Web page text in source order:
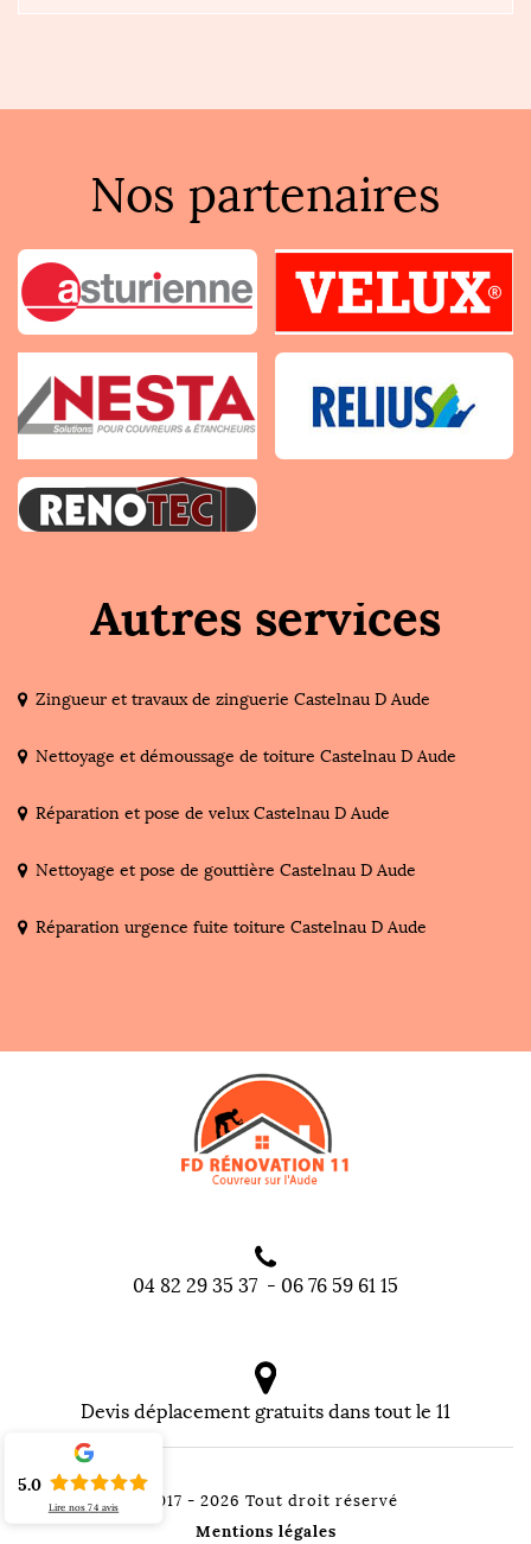
Nos partenaires
Autres services
Zingueur et travaux de zinguerie Castelnau D Aude
Nettoyage et démoussage de toiture Castelnau D Aude
Réparation et pose de velux Castelnau D Aude
Nettoyage et pose de gouttière Castelnau D Aude
Réparation urgence fuite toiture Castelnau D Aude
04 82 29 35 37 - 06 76 59 61 15
Devis déplacement gratuits dans tout le 11
©2017 - 2026 Tout droit réservé
Mentions légales
5.0
Lire nos74 avis